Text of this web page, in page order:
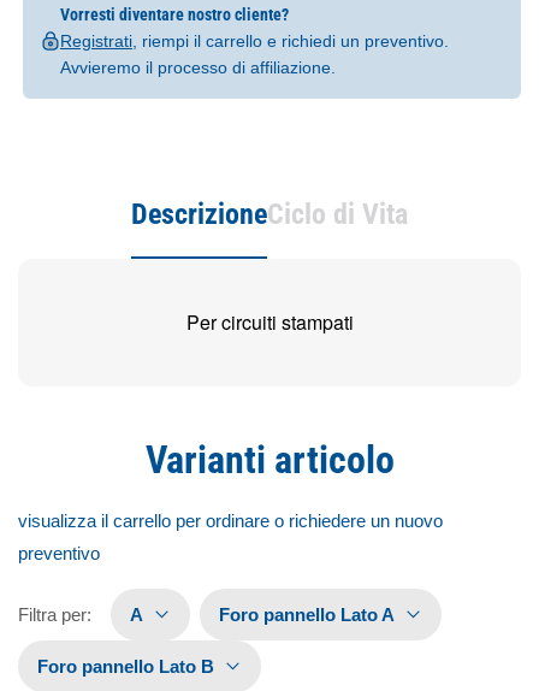
Vorresti diventare nostro cliente?
Registrati, riempi il carrello e richiedi un preventivo.
Avvieremo il processo di affiliazione.
DescrizioneCiclo di Vita
Per circuiti stampati
Varianti articolo
visualizza il carrello per ordinare o richiedere un nuovo
preventivo
Filtra per: A Foro pannello Lato A
Foro pannello Lato B